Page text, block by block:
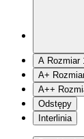
A Rozmiar
A+
A++
Odstępy
Interlinia